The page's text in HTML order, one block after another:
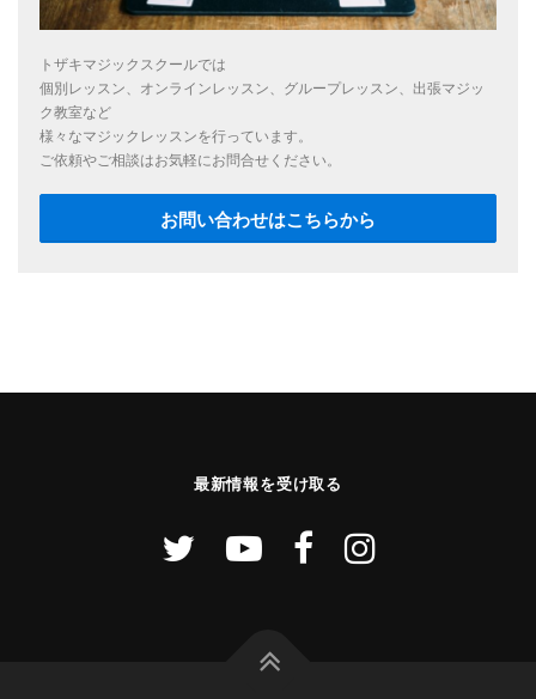
トザキマジックスクールでは
個別レッスン、オンラインレッスン、グループレッスン、出張マジッ
ク教室など
様々なマジックレッスンを行っています。
ご依頼やご相談はお気軽にお問合せください。
お問い合わせはこちらから
最新情報を受け取る